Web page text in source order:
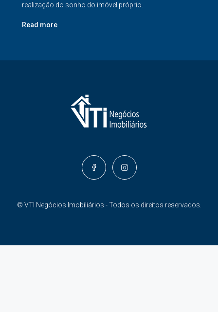
realização do sonho do imóvel próprio.
Read more
© VTI Negócios Imobiliários - Todos os direitos reservados.